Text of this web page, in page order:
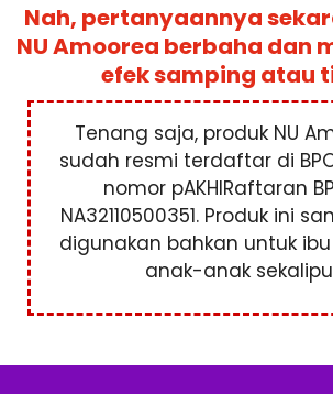
Nah, pertanyaannya
NU Amoorea berbaha dan
efek samping atau
Tenang saja, produk NU
sudah resmi terdaftar di
nomor pAKHIRaftaran
NA32110500351. Produk ini
digunakan bahkan untuk
anak-anak